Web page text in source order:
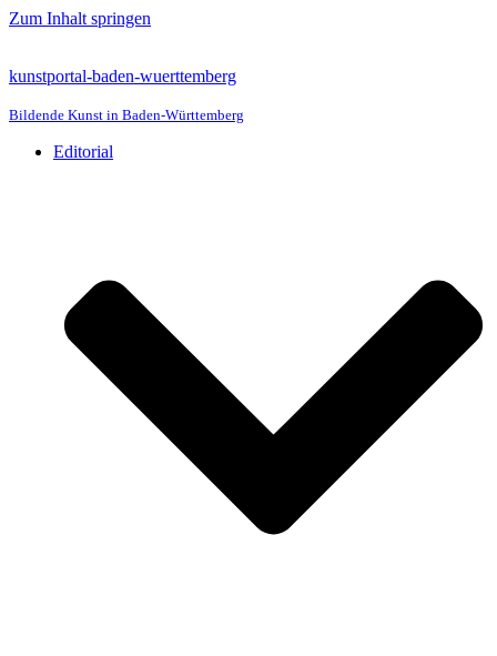
Zum Inhalt springen
kunstportal-baden-wuerttemberg
Bildende Kunst in Baden-Württemberg
Editorial